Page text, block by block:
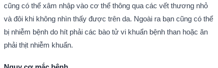
cũng có thể xâm nhập vào cơ thể thông qua các vết thương nhỏ
và đôi khi không nhìn thấy được trên da. Ngoài ra bạn cũng có thể
bị nhiễm bệnh do hít phải các bào tử vi khuẩn bệnh than hoặc ăn
phải thịt nhiễm khuẩn.